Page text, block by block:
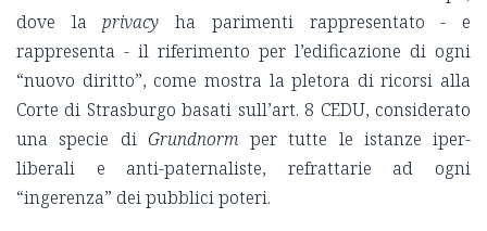
dove laprivacy ha parimenti rappresentato - e
rappresenta - il riferimento per l’edificazione di ogni
“nuovo diritto”, come mostra la pletora di ricorsi alla
Corte di Strasburgo basati sull’art. 8 CEDU, considerato
una specie di Grundnorm per tutte le istanze iper-
liberali e anti-paternaliste, refrattarie ad ogni
“ingerenza” dei pubblici poteri.